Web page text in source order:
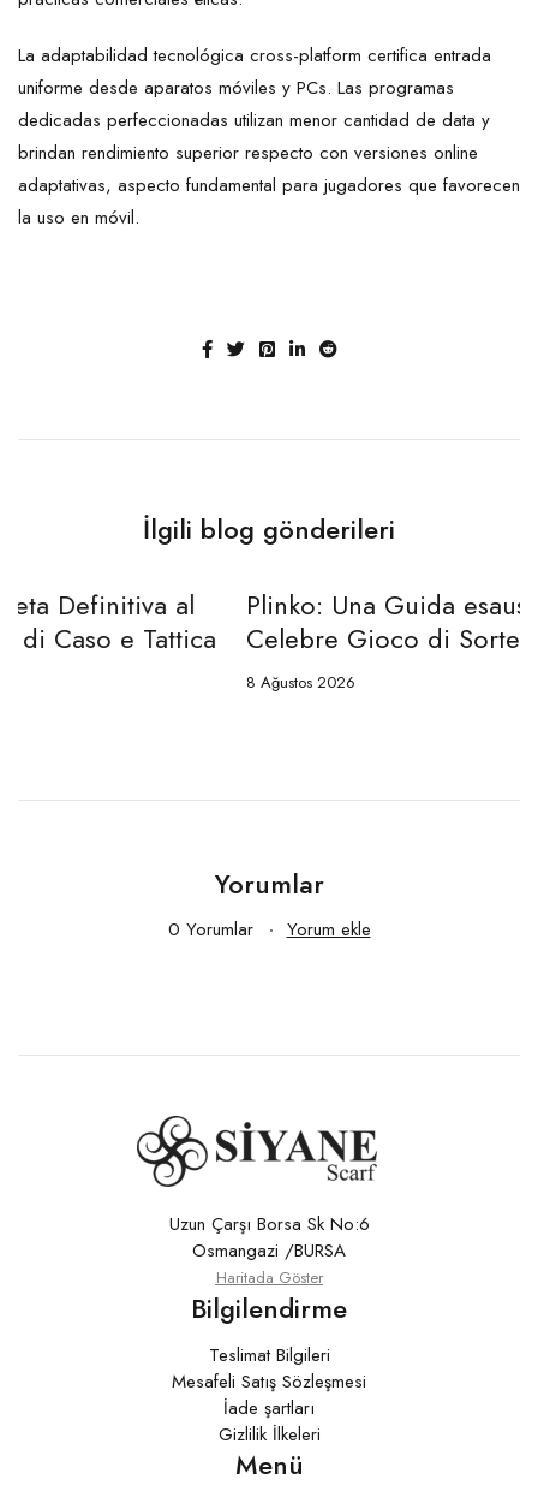
La adaptabilidad tecnológica cross-platform certifica entrada
uniforme desde aparatos móviles y PCs. Las programas
dedicadas perfeccionadas utilizan menor cantidad de data y
brindan rendimiento superior respecto con versiones online
adaptativas, aspecto fundamental para jugadores que favorecen
la uso en móvil.
İlgili blog gönderileri
Plinko: Una Guida esaustiva Definitiva al
Celebre Gioco di Sorte e Approccio
Yorumlar
0 Yorumlar Yorum ekle
Uzun Çarşı Borsa Sk No:6
Osmangazi /BURSA
Haritada Göster
Bilgilendirme
Teslimat Bilgileri
Mesafeli Satış Sözleşmesi
İade şartları
Gizlilik İlkeleri
Menü